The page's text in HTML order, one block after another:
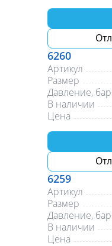
6260
Артикул
Размер
Давление, бар
В наличии
Цена
6259
Артикул
Размер
Давление, бар
В наличии
Цена